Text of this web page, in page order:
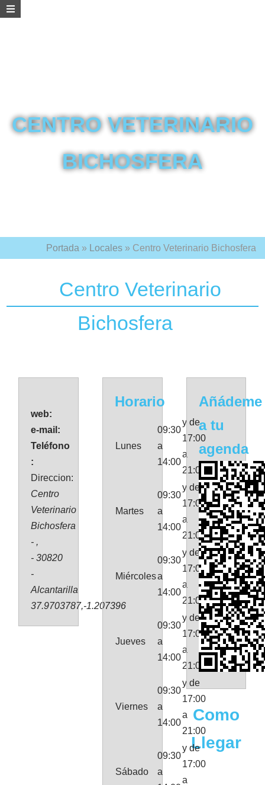
CENTRO VETERINARIO
BICHOSFERA
Portada » Locales » Centro Veterinario Bichosfera
Centro Veterinario
Bichosfera
web:
e-mail:
Teléfono
:
Direccion:
Centro
Veterinario
Bichosfera
- ,
- 30820
-
Alcantarilla
37.9703787,-1.207396
Horario
Lunes
09:30
a
14:00
y de
17:00
a
21:00
Martes
09:30
a
14:00
y de
17:00
a
21:00
Miércoles
09:30
a
14:00
y de
17:00
a
21:00
Jueves
09:30
a
14:00
y de
17:00
a
21:00
Viernes
09:30
a
14:00
y de
17:00
a
21:00
Sábado
09:30
a
y de
17:00
a
Añádeme
a tu
agenda
Como
Llegar